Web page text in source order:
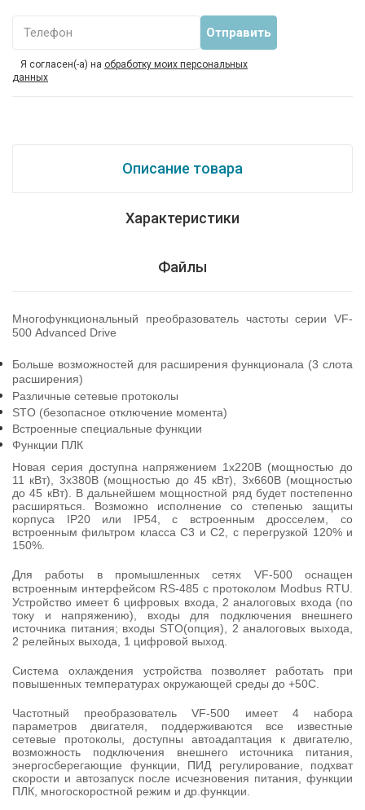
Телефон
Я согласен(-а) на обработку моих персональных
данных
Описание товара
Характеристики
Файлы
Многофункциональный преобразователь частоты серии VF-
500 Advanced Drive
Больше возможностей для расширения функционала (3 слота
расширения)
Различные сетевые протоколы
STO (безопасное отключение момента)
Встроенные специальные функции
Функции ПЛК
Новая серия доступна напряжением 1х220В (мощностью до
11 кВт), 3х380В (мощностью до 45 кВт), 3х660В (мощностью
до 45 кВт). В дальнейшем мощностной ряд будет постепенно
расширяться. Возможно исполнение со степенью защиты
корпуса IP20 или IP54, с встроенным дросселем, со
встроенным фильтром класса С3 и С2, с перегрузкой 120% и
150%.
Для работы в промышленных сетях VF-500 оснащен
встроенным интерфейсом RS-485 с протоколом Modbus RTU.
Устройство имеет 6 цифровых входа, 2 аналоговых входа (по
току и напряжению), входы для подключения внешнего
источника питания; входы STO(опция), 2 аналоговых выхода,
2 релейных выхода, 1 цифровой выход.
Система охлаждения устройства позволяет работать при
повышенных температурах окружающей среды до +50С.
Частотный преобразовательVF-500 имеет 4 набора
параметров двигателя, поддерживаются все известные
сетевые протоколы, доступны автоадаптация к двигателю,
возможность подключения внешнего источника питания,
энергосберегающие функции, ПИД регулирование, подхват
скорости и автозапуск после исчезновения питания, функции
ПЛК, многоскоростной режим и др.функции.